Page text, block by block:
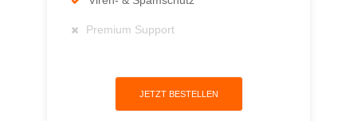
Premium Support
JETZT BESTELLEN